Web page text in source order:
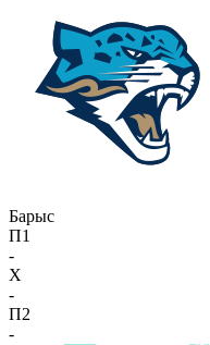
Барыс
П1
-
X
-
П2
-